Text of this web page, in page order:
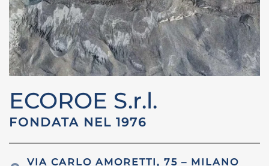
ECOROE S.r.l.
FONDATA NEL 1976
VIA CARLO AMORETTI, 75 – MILANO